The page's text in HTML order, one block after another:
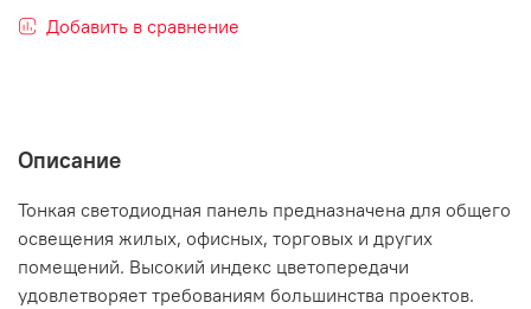
Добавить в сравнение
Описание
Тонкая светодиодная панель предназначена для общего
освещения жилых, офисных, торговых и других
помещений. Высокий индекс цветопередачи
удовлетворяет требованиям большинства проектов.